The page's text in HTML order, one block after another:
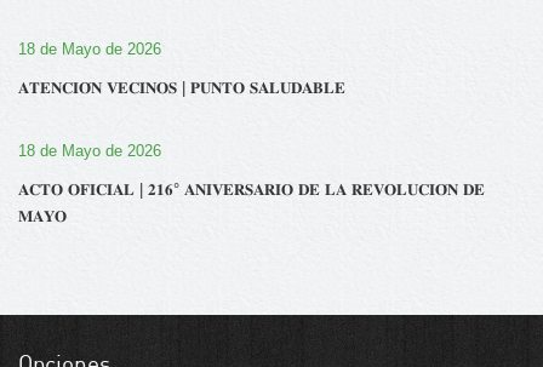
18 de Mayo de 2026
𝐀𝐓𝐄𝐍𝐂𝐈𝐎́𝐍 𝐕𝐄𝐂𝐈𝐍𝐎𝐒 | 𝐏𝐔𝐍𝐓𝐎 𝐒𝐀𝐋𝐔𝐃𝐀𝐁𝐋𝐄
18 de Mayo de 2026
𝐀𝐂𝐓𝐎 𝐎𝐅𝐈𝐂𝐈𝐀𝐋 | 𝟐𝟏𝟔° 𝐀𝐍𝐈𝐕𝐄𝐑𝐒𝐀𝐑𝐈𝐎 𝐃𝐄 𝐋𝐀 𝐑𝐄𝐕𝐎𝐋𝐔𝐂𝐈𝐎́𝐍 𝐃𝐄
𝐌𝐀𝐘𝐎